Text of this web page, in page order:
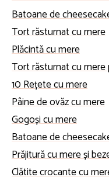
Batoane de
Tort răsturnat cu mere
Plăcintă cu mere
Tort răsturnat cu mere
10 Rețete cu mere
Pâine de ovăz cu mere
Gogoși cu mere
Batoane de
Prăjitură cu mere și
Clătite crocante cu